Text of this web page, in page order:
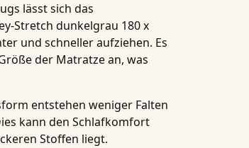
lässt sich das
Stretch dunkelgrau 180 x
und schneller aufziehen. Es
der Matratze an, was
entstehen weniger Falten
kann den Schlafkomfort
Stoffen liegt.